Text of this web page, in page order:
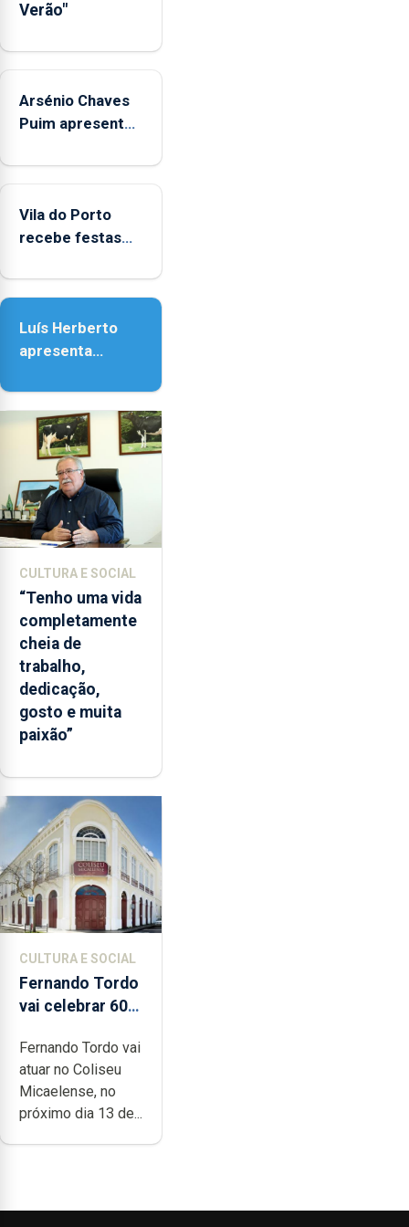
das
Verão"
Arsénio Chaves
Puim apresenta
Biblioteca de Vila
Vila do Porto
recebe festas
Nossa Senhora
Luís Herberto
apresenta
Paisagem’
CULTURA E SOCIAL
“Tenho uma vida
completamente
cheia de
trabalho,
dedicação,
gosto e muita
paixão”
CULTURA E SOCIAL
Fernando Tordo
vai celebrar 60
no Coliseu
Micaelense
Fernando Tordo vai
atuar no Coliseu
Micaelense, no
próximo dia 13 de...